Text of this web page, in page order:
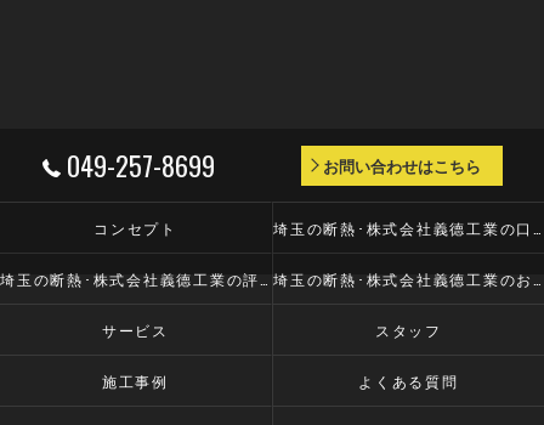
049-257-8699 お問い合わせはこちら
コンセプト
サービス スタッフ
施工事例 よくある質問